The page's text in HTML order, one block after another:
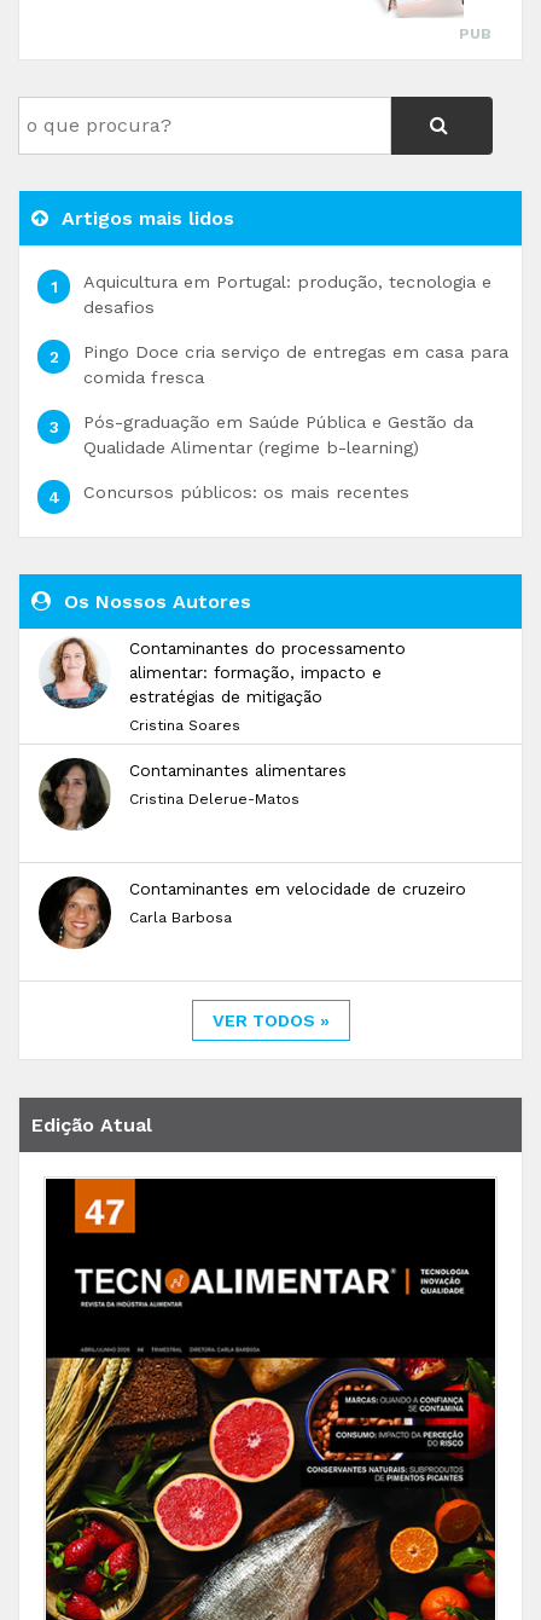
PUB
Artigos mais lidos
Aquicultura em Portugal: produção, tecnologia e
desafios
Pingo Doce cria serviço de entregas em casa para
comida fresca
Pós-graduação em Saúde Pública e Gestão da
Qualidade Alimentar (regime b-learning)
Concursos públicos: os mais recentes
Os Nossos Autores
Contaminantes do processamento
alimentar: formação, impacto e
estratégias de mitigação
Cristina Soares
Contaminantes alimentares
Cristina Delerue-Matos
Contaminantes em velocidade de cruzeiro
Carla Barbosa
VER TODOS »
Edição Atual